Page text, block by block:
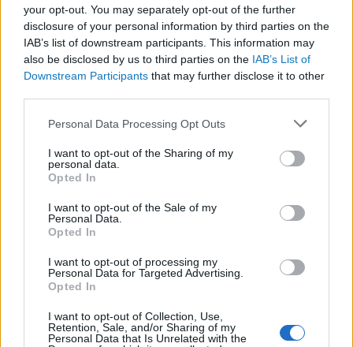
your opt-out. You may separately opt-out of the further
disclosure of your personal information by third parties on the
IAB’s list of downstream participants. This information may
also be disclosed by us to third parties on the IAB’s List of
Downstream Participants that may further disclose it to other
Please note that this website/app uses one or more Google
not limited to your visit or usage behaviour. You may click to
grant or deny consent to Google and its third-party tags to
use your data for below specified purposes in below Google
consent section.
Personal Data Processing Opt Outs
I want to opt-out of the Sharing of my
personal data.
Opted In
I want to opt-out of the Sale of my
Personal Data.
Opted In
I want to opt-out of processing my
Personal Data for Targeted Advertising.
Opted In
I want to opt-out of Collection, Use,
Retention, Sale, and/or Sharing of my
Personal Data that Is Unrelated with the
kognitív torzítások
A világ legveszélyesebb migrációs útvonalai: A
Közép-Mediterrán útvonal, A Darién-régió és
az Indiai-óceáni út
FACEBOOK
LEGFRISSEBB